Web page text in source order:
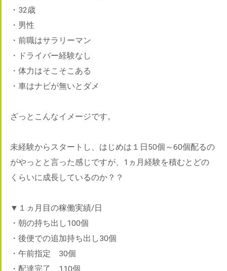
・32歳
・男性
・前職はサラリーマン
・ドライバー経験なし
・体力はそこそこある
・車はナビが無いとダメ
ざっとこんなイメージです。
未経験からスタートし、はじめは１日50個～60個配るの
がやっとと言った感じですが、1ヵ月経験を積むとどの
くらいに成長しているのか？？
▼１ヵ月目の稼働実績/日
・朝の持ち出し100個
・後便での追加持ち出し30個
・午前指定 30個
・配達完了 110個